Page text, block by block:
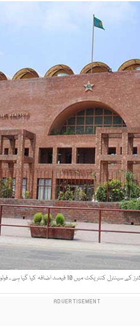
کنٹریکٹ میں 10 فیصد اضافہ کیا گیا ہے ۔ فوٹو: فائل